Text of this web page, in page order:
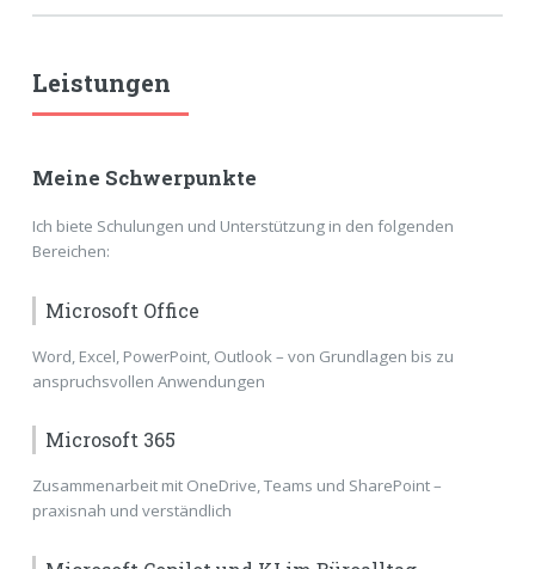
Leistungen
Meine Schwerpunkte
Ich biete Schulungen und Unterstützung in den folgenden
Bereichen:
Microsoft Office
Word, Excel, PowerPoint, Outlook – von Grundlagen bis zu
anspruchsvollen Anwendungen
Microsoft 365
Zusammenarbeit mit OneDrive, Teams und SharePoint –
praxisnah und verständlich